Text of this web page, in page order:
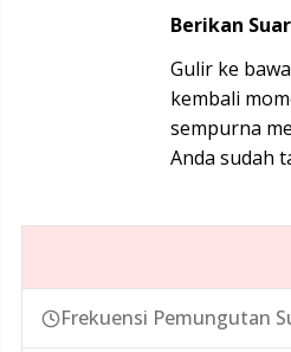
Berikan
Gulir ke
kembali
sempurna
Anda sudah
Frekuensi Pemungutan